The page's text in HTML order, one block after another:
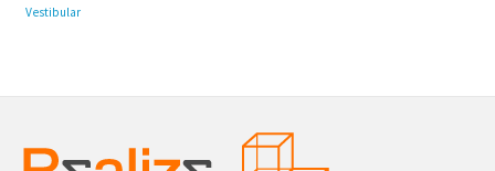
Vestibular